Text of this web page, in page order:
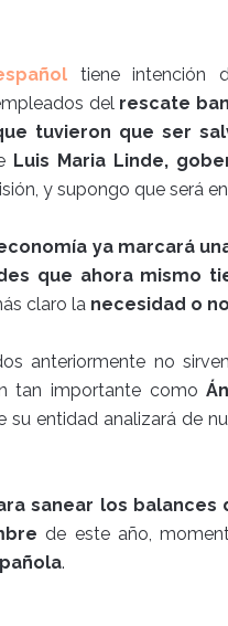
tiene intención
del rescate
tuvieron que ser
Luis Maria Linde,
y supongo que será en
ya marcará
que ahora mismo
claro la necesidad o
anteriormente no
tan importante como
su entidad analizará de
sanear los
de este año,
.